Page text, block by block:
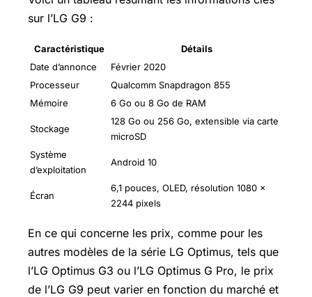
sur l’LG G9 :
Caractéristique
Détails
Date d’annonce
Février 2020
Processeur
Qualcomm Snapdragon 855
Mémoire
6 Go ou 8 Go de RAM
Stockage
128 Go ou 256 Go, extensible via carte
microSD
Système
d’exploitation
Android 10
Écran
6,1 pouces, OLED, résolution 1080 x
2244 pixels
En ce qui concerne les prix, comme pour les
autres modèles de la série LG Optimus, tels que
l’LG Optimus G3 ou l’LG Optimus G Pro, le prix
de l’LG G9 peut varier en fonction du marché et